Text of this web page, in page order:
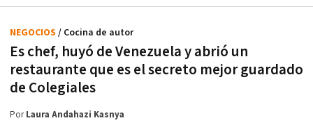
Es chef, huyó de Venezuela y abrió un
restaurante que es el secreto mejor guardado
de Colegiales
NEGOCIOS / Cocina de autor
PorLaura Andahazi Kasnya